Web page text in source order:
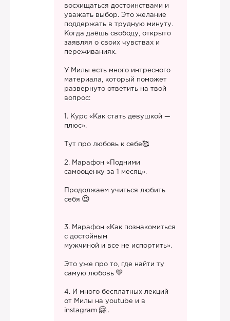
восхищаться достоинствами и
уважать выбор. Это желание
поддержать в трудную минуту.
Когда даёшь свободу, открыто
заявляя о своих чувствах и
переживаниях.
У Милы есть много интресного
материала, который поможет
развернуто ответить на твой
вопрос:
1. Курс «Как стать девушкой —
плюс».
Тут про любовь к себе🥰
2. Марафон «Подними
самооценку за 1 месяц».
Продолжаем учиться любить
себя
3. Марафон «Как познакомиться
с достойным
мужчиной и все не испортить».
Это уже про то, где найти ту
самую любовь
4. И много бесплатных лекций
от Милы на youtube и в
instagram
.